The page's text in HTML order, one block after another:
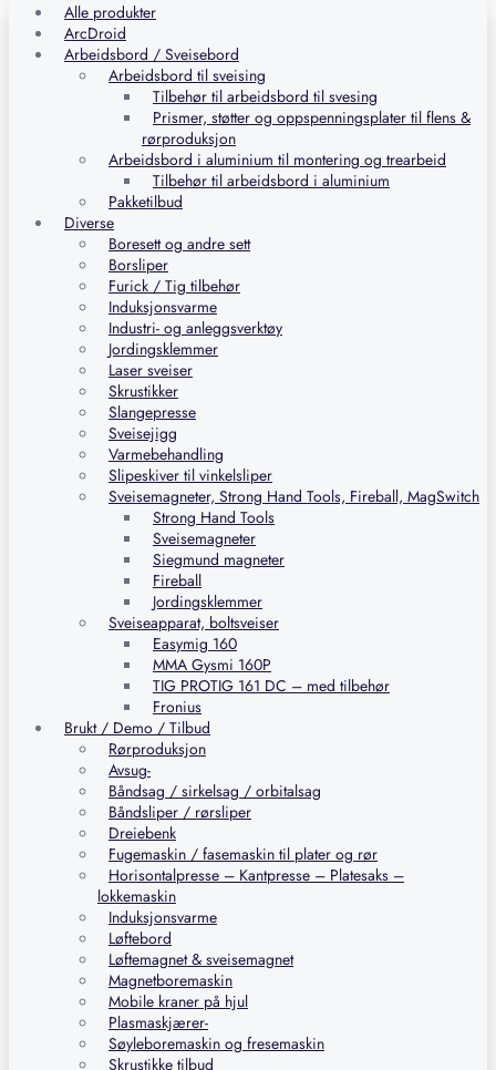
Alle produkter
ArcDroid
Arbeidsbord / Sveisebord
Arbeidsbord til sveising
Tilbehør til arbeidsbord til svesing
Prismer, støtter og oppspenningsplater til flens &
rørproduksjon
Arbeidsbord i aluminium til montering og trearbeid
Tilbehør til arbeidsbord i aluminium
Pakketilbud
Diverse
Boresett og andre sett
Borsliper
Furick / Tig tilbehør
Induksjonsvarme
Industri- og anleggsverktøy
Jordingsklemmer
Laser sveiser
Skrustikker
Slangepresse
Sveisejigg
Varmebehandling
Slipeskiver til vinkelsliper
Sveisemagneter, Strong Hand Tools, Fireball, MagSwitch
Strong Hand Tools
Sveisemagneter
Siegmund magneter
Fireball
Jordingsklemmer
Sveiseapparat, boltsveiser
Easymig 160
MMA Gysmi 160P
TIG PROTIG 161 DC – med tilbehør
Fronius
Brukt / Demo / Tilbud
Rørproduksjon
Avsug-
Båndsag / sirkelsag / orbitalsag
Båndsliper / rørsliper
Dreiebenk
Fugemaskin / fasemaskin til plater og rør
Horisontalpresse – Kantpresse – Platesaks –
lokkemaskin
Induksjonsvarme
Løftebord
Løftemagnet & sveisemagnet
Magnetboremaskin
Mobile kraner på hjul
Plasmaskjærer-
Søyleboremaskin og fresemaskin
Skrustikke tilbud